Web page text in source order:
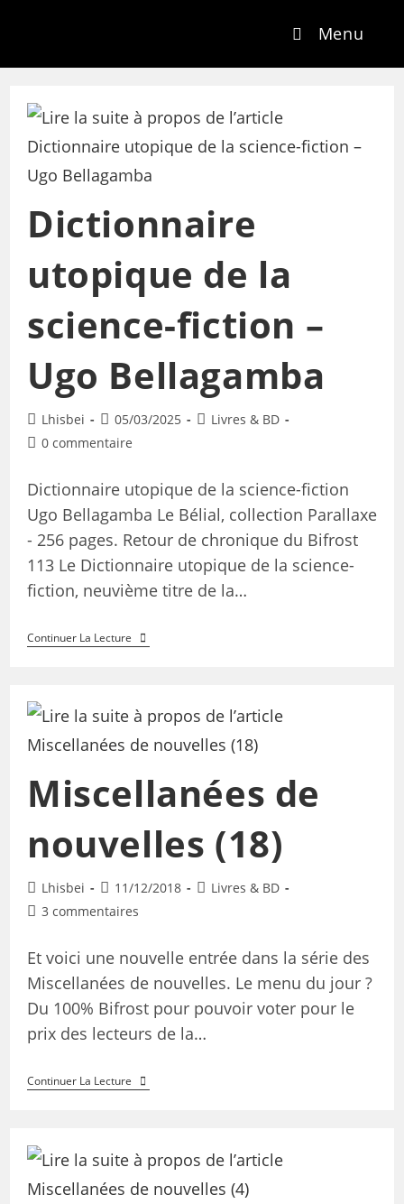
Menu
Dictionnaire
utopique de la
science-fiction –
Ugo Bellagamba
Lhisbei 05/03/2025
Livres & BD
0 commentaire
Dictionnaire utopique de la science-fiction
Ugo Bellagamba Le Bélial, collection Parallaxe
- 256 pages. Retour de chronique du Bifrost
113 Le Dictionnaire utopique de la science-
fiction, neuvième titre de la…
Continuer La Lecture
Miscellanées de
nouvelles (18)
Lhisbei 11/12/2018
Livres & BD
3 commentaires
Et voici une nouvelle entrée dans la série des
Miscellanées de nouvelles. Le menu du jour ?
Du 100% Bifrost pour pouvoir voter pour le
prix des lecteurs de la…
Continuer La Lecture